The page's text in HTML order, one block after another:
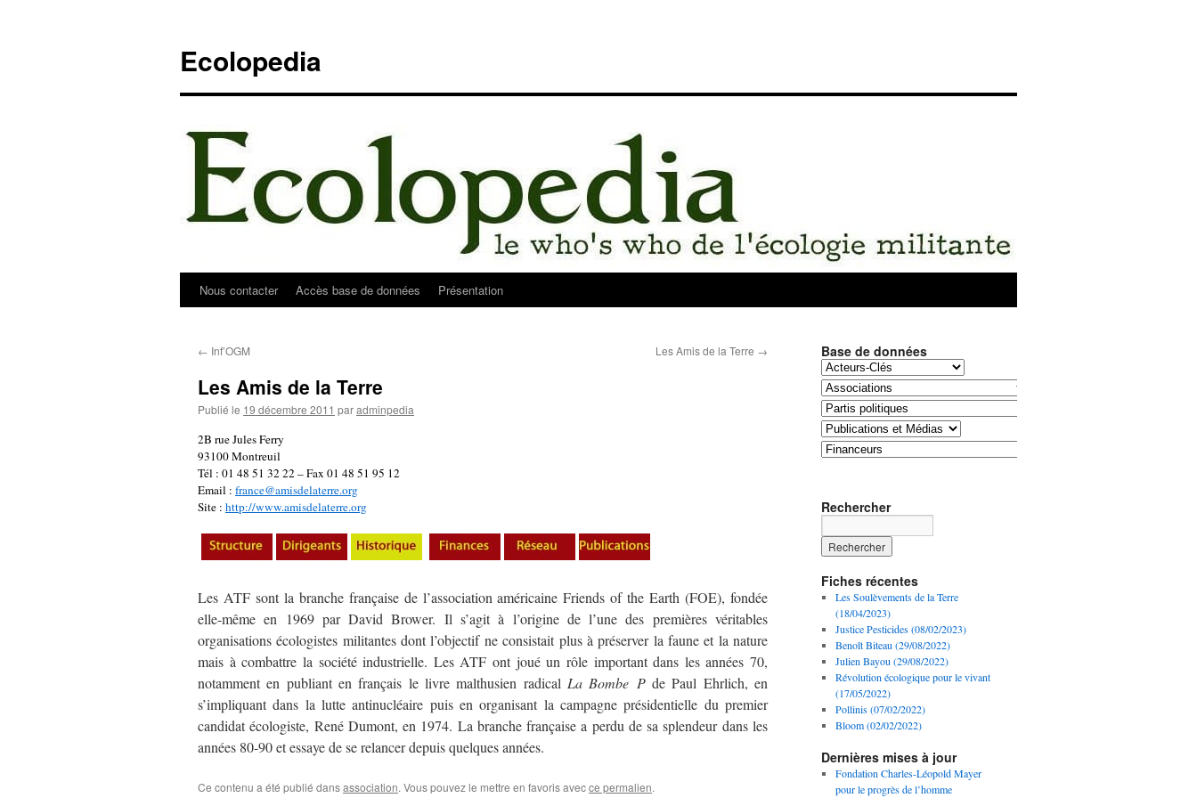
contenu
Ecolopedia
Nous contacter Accès base de données Présentation
← Inf’OGM Les Amis de la Terre →
Les Amis de la Terre
Publié le 19 décembre 2011 paradminpedia
2B rue Jules Ferry
93100 Montreuil
Tél : 01 48 51 32 22 – Fax 01 48 51 95 12
Email : france@amisdelaterre.org
Site : http://www.amisdelaterre.org
Les ATF sont la branche française de l’association américaine Friends of the Earth (FOE), fondée
elle-même en 1969 par David Brower. Il s’agit à l’origine de l’une des premières véritables
organisations écologistes militantes dont l’objectif ne consistait plus à préserver la faune et la nature
mais à combattre la société industrielle. Les ATF ont joué un rôle important dans les années 70,
notamment en publiant en français le livre malthusien radical La Bombe Pde Paul Ehrlich, en
s’impliquant dans la lutte antinucléaire puis en organisant la campagne présidentielle du premier
candidat écologiste, René Dumont, en 1974. La branche française a perdu de sa splendeur dans les
années 80-90 et essaye de se relancer depuis quelques années.
Ce contenu a été publié dansassociation. Vous pouvez le mettre en favoris avecce permalien.
Base de données
Rechercher
Fiches récentes
Les Soulèvements de la Terre
(18/04/2023)
Justice Pesticides (08/02/2023)
Benoît Biteau (29/08/2022)
Julien Bayou (29/08/2022)
Révolution écologique pour le vivant
(17/05/2022)
Pollinis (07/02/2022)
Bloom (02/02/2022)
Dernières mises à jour
Fondation Charles-Léopold Mayer
pour le progrès de l’homme